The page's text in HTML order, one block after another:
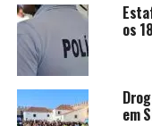
os
em